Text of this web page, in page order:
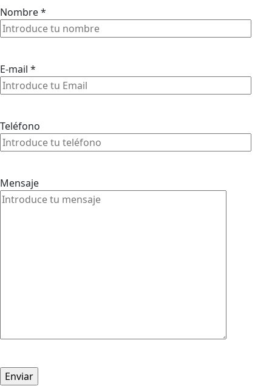
Nombre *
E-mail *
Teléfono
Mensaje